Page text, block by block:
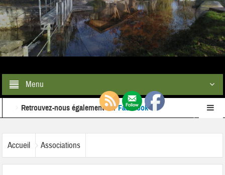
Menu
Retrouvez-nous également surFacebook
vous à notre newsletter
Accueil Associations